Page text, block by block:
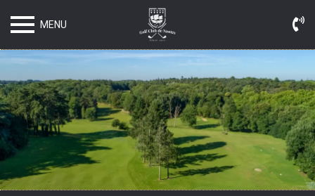
MENU